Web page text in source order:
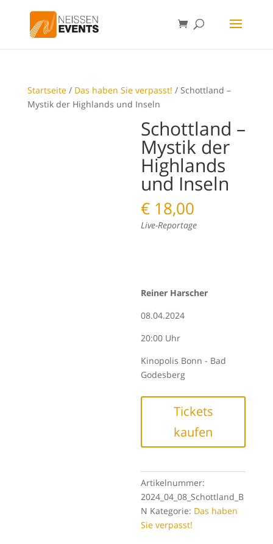
Startseite / Das haben Sie verpasst! / Schottland –
Mystik der Highlands und Inseln
Schottland –
Mystik der
Highlands
und Inseln
€ 18,00
Live-Reportage
Reiner Harscher
08.04.2024
20:00 Uhr
Kinopolis Bonn - Bad
Godesberg
Tickets
kaufen
Artikelnummer:
2024_04_08_Schottland_B
N Kategorie: Das haben
Sie verpasst!